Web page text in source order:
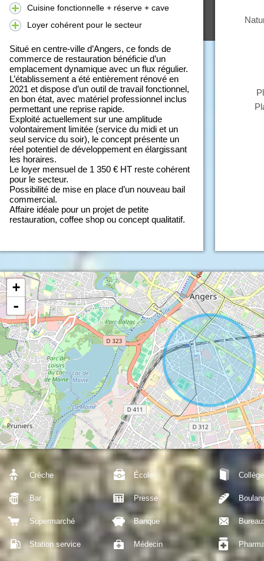
Cuisine fonctionnelle + réserve + cave
Loyer cohérent pour le secteur
Situé en centre-ville d’Angers, ce fonds de
commerce de restauration bénéficie d’un
emplacement dynamique avec un flux régulier.
L’établissement a été entièrement rénové en
2021 et dispose d’un outil de travail fonctionnel,
en bon état, avec matériel professionnel inclus
permettant une reprise rapide.
Exploité actuellement sur une amplitude
volontairement limitée (service du midi et un
seul service du soir), le concept présente un
réel potentiel de développement en élargissant
les horaires.
Le loyer mensuel de 1 350 € HT reste cohérent
pour le secteur.
Possibilité de mise en place d’un nouveau bail
commercial.
Affaire idéale pour un projet de petite
restauration, coffee shop ou concept qualitatif.
+
-
Crèche École Collège
Bar Presse
Supermarché Banque
Station service Médecin